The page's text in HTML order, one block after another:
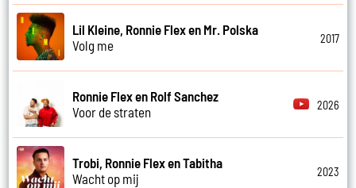
Lil Kleine, Ronnie Flex en Mr. Polska
Volg me
2017
Ronnie Flex en Rolf Sanchez
Voor de straten
2026
Trobi, Ronnie Flex en Tabitha
Wacht op mij
2023